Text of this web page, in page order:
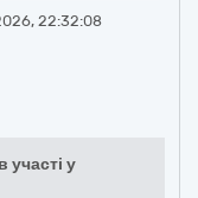
22:32:08
участі у